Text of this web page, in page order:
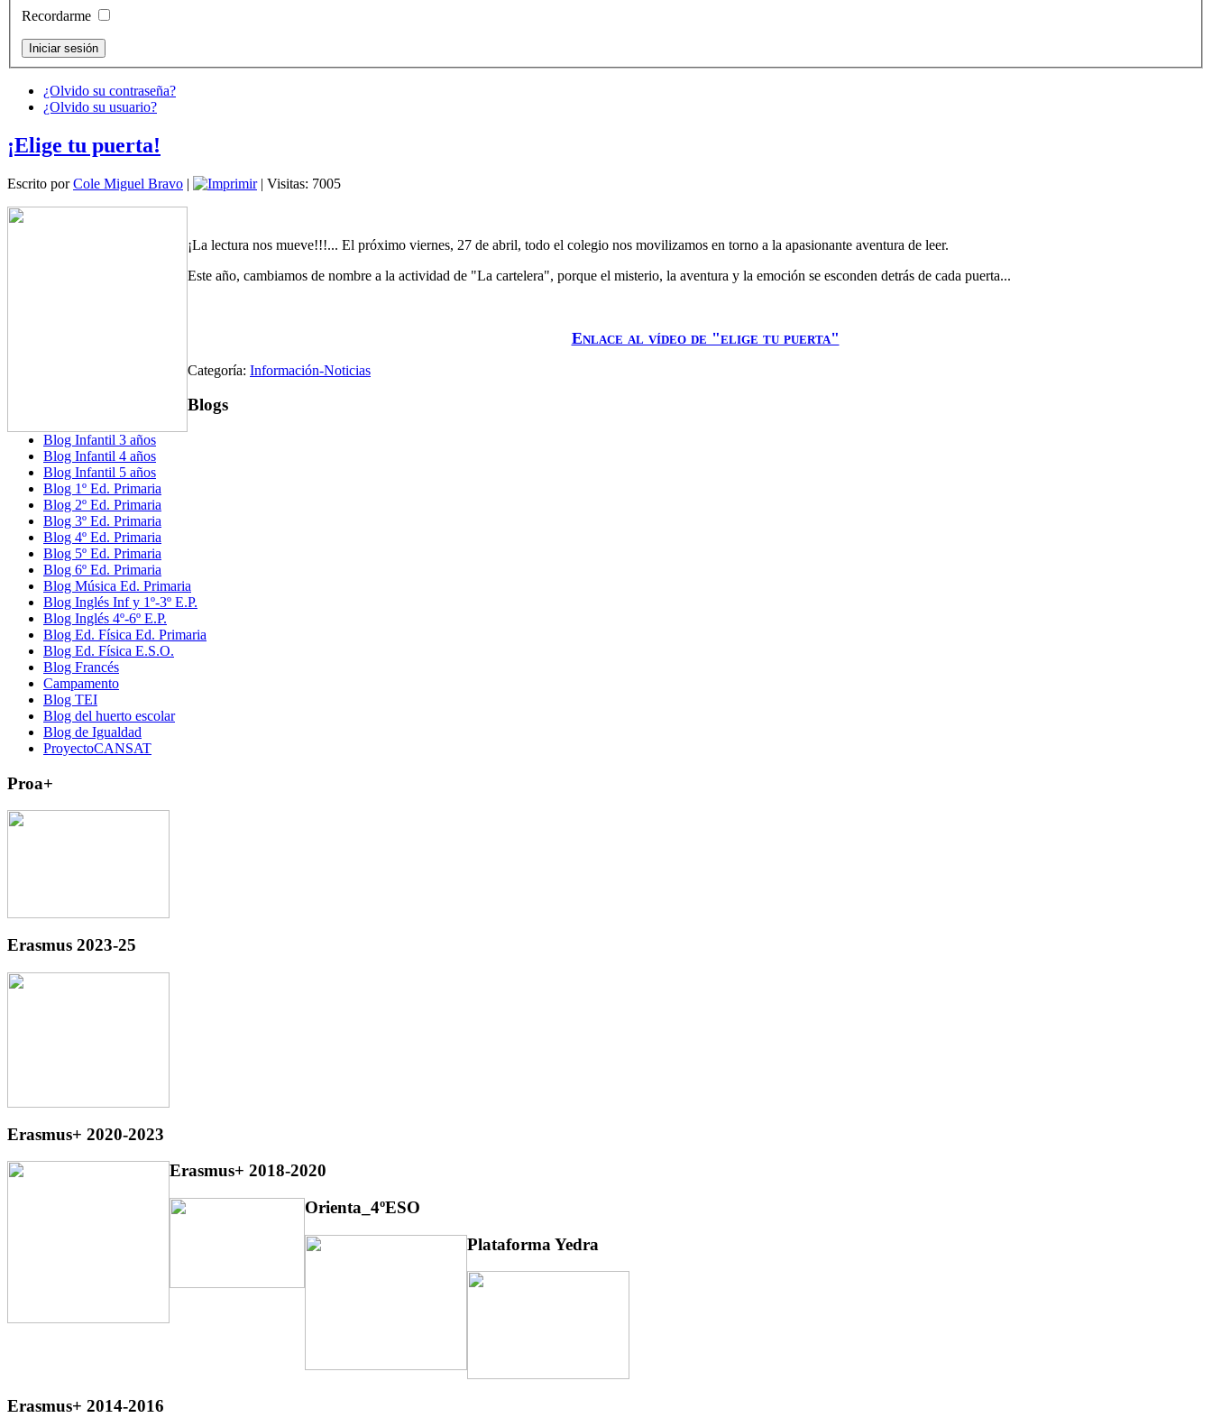
Recordarme
¿Olvido su contraseña?
¿Olvido su usuario?
¡Elige tu puerta!
Escrito porCole Miguel Bravo | | Visitas: 7005
¡La lectura nos mueve!!!... El próximo viernes, 27 de abril, todo el colegio nos movilizamos en torno a la apasionante aventura de leer.
Este año, cambiamos de nombre a la actividad de "La cartelera", porque el misterio, la aventura y la emoción se esconden detrás de cada puerta...
Enlace al vídeo de "elige tu puerta"
Categoría: Información-Noticias
Blogs
Blog Infantil 3 años
Blog Infantil 4 años
Blog Infantil 5 años
Blog 1º Ed. Primaria
Blog 2º Ed. Primaria
Blog 3º Ed. Primaria
Blog 4º Ed. Primaria
Blog 5º Ed. Primaria
Blog 6º Ed. Primaria
Blog Música Ed. Primaria
Blog Inglés Inf y 1º-3º E.P.
Blog Inglés 4º-6º E.P.
Blog Ed. Física Ed. Primaria
Blog Ed. Física E.S.O.
Blog Francés
Campamento
Blog TEI
Blog del huerto escolar
Blog de Igualdad
ProyectoCANSAT
Proa+
Erasmus 2023-25
Erasmus+ 2020-2023
Erasmus+ 2018-2020
Orienta_4ºESO
Plataforma Yedra
Erasmus+ 2014-2016